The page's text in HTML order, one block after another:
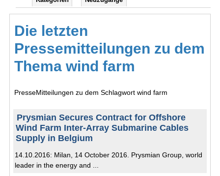
Die letzten
Pressemitteilungen zu dem
Thema wind farm
PresseMitteilungen zu dem Schlagwort wind farm
Prysmian Secures Contract for Offshore
Wind Farm Inter-Array Submarine Cables
Supply in Belgium
14.10.2016: Milan, 14 October 2016. Prysmian Group, world
leader in the energy and ...